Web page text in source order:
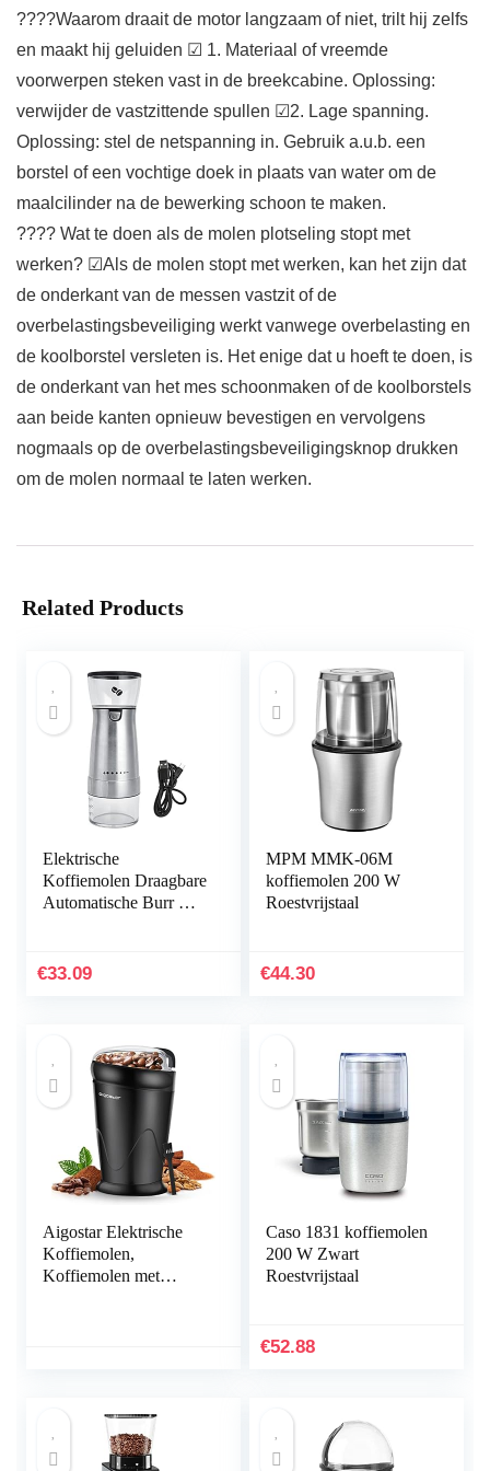
????Waarom draait de motor langzaam of niet, trilt hij zelfs
en maakt hij geluiden ☑ 1. Materiaal of vreemde
voorwerpen steken vast in de breekcabine. Oplossing:
verwijder de vastzittende spullen ☑2. Lage spanning.
Oplossing: stel de netspanning in. Gebruik a.u.b. een
borstel of een vochtige doek in plaats van water om de
maalcilinder na de bewerking schoon te maken.
???? Wat te doen als de molen plotseling stopt met
werken? ☑Als de molen stopt met werken, kan het zijn dat
de onderkant van de messen vastzit of de
overbelastingsbeveiliging werkt vanwege overbelasting en
de koolborstel versleten is. Het enige dat u hoeft te doen, is
de onderkant van het mes schoonmaken of de koolborstels
aan beide kanten opnieuw bevestigen en vervolgens
nogmaals op de overbelastingsbeveiligingsknop drukken
om de molen normaal te laten werken.
Related Products
Elektrische
Koffiemolen Draagbare
Automatische Burr Mill
Spice Grinder voor
€33.09
MPM MMK-06M
koffiemolen 200 W
Roestvrijstaal
€44.30
Aigostar Elektrische
Koffiemolen,
Koffiemolen met
Caso 1831 koffiemolen
200 W Zwart
Roestvrijstaal
€52.88